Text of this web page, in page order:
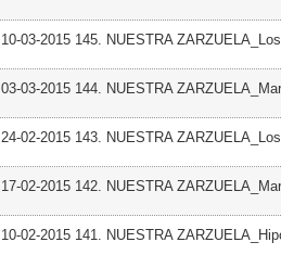
10-03-2015 145. NUESTRA
03-03-2015 144. NUESTRA
24-02-2015 143. NUESTRA
17-02-2015 142. NUESTRA
10-02-2015 141. NUESTRA